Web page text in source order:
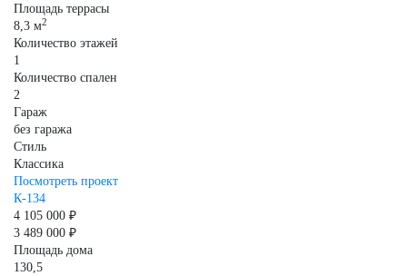
Площадь террасы
8,3 м2
Количество этажей
1
Количество спален
2
Гараж
без гаража
Стиль
Классика
Посмотреть проект
К-134
4 105 000 ₽
3 489 000 ₽
Площадь дома
130,5